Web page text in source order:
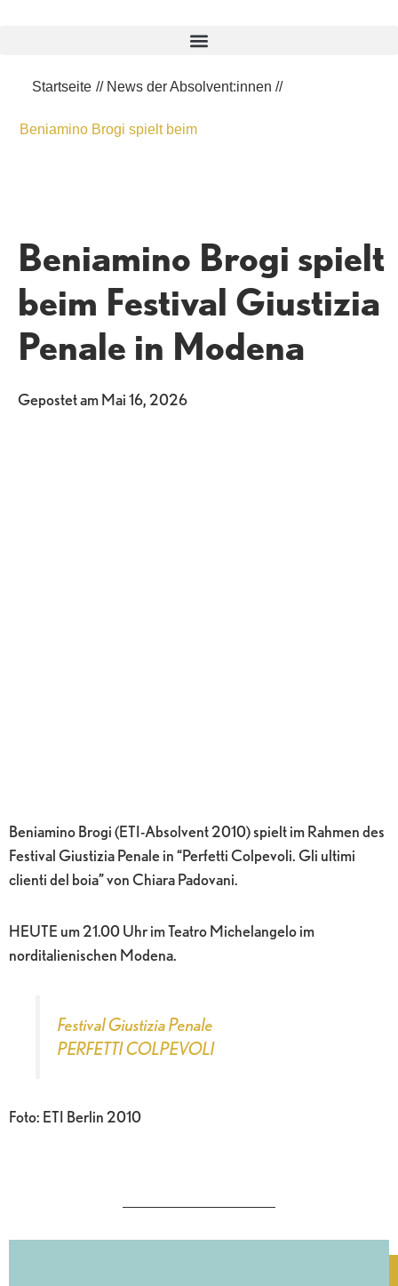
Startseite // News der Absolvent:innen //
Beniamino Brogi spielt beim
Beniamino Brogi spielt
beim Festival Giustizia
Penale in Modena
Gepostet amMai 16, 2026
Beniamino Brogi (ETI-Absolvent 2010) spielt im Rahmen des
Festival Giustizia Penale in “Perfetti Colpevoli. Gli ultimi
clienti del boia” von Chiara Padovani.
HEUTE um 21.00 Uhr im Teatro Michelangelo im
norditalienischen Modena.
Festival Giustizia Penale
PERFETTI COLPEVOLI
Foto: ETI Berlin 2010